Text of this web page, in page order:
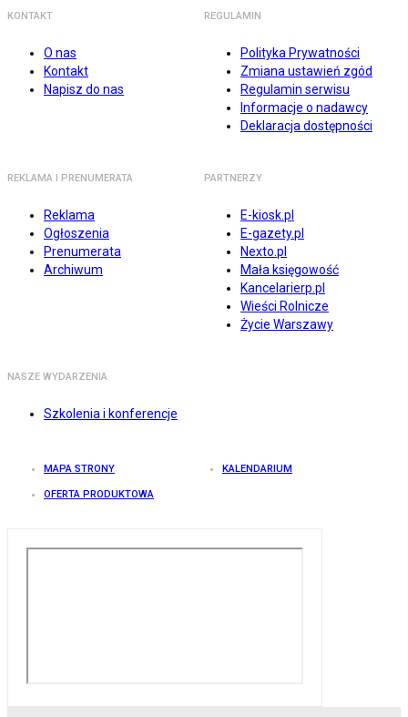
KONTAKT
O nas
Kontakt
Napisz do nas
REGULAMIN
Polityka Prywatności
Zmiana ustawień zgód
Regulamin serwisu
Informacje o nadawcy
Deklaracja dostępności
REKLAMA I PRENUMERATA
Reklama
Ogłoszenia
Prenumerata
Archiwum
PARTNERZY
E-kiosk.pl
E-gazety.pl
Nexto.pl
Mała księgowość
Kancelarierp.pl
Wieści Rolnicze
Życie Warszawy
NASZE WYDARZENIA
Szkolenia i konferencje
MAPA STRONY KALENDARIUM
OFERTA PRODUKTOWA